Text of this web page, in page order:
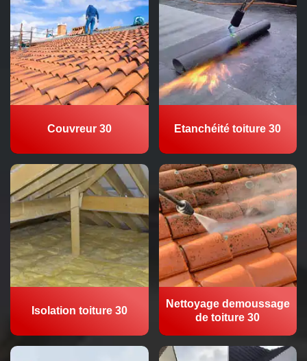
Couvreur 30 Etanchéité toiture 30
Isolation toiture 30
Nettoyage demoussage
de toiture 30